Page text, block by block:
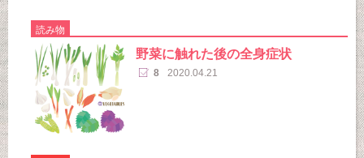
読み物
野菜に触れた後の全身症状
8 2020.04.21